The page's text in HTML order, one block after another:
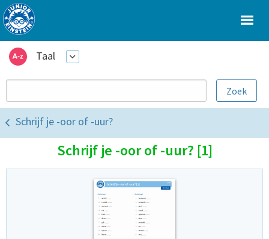
Taal
Schrijf je -oor of -uur?
Schrijf je -oor of -uur? [1]